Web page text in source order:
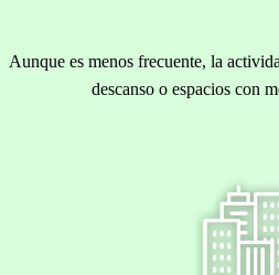
Aunque es menos frecuente, la
descanso o espacios con